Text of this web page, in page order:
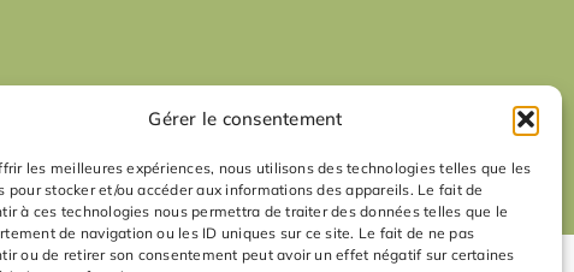
Gérer le consentement
les meilleures expériences, nous utilisons des technologies telles que les
pour stocker et/ou accéder aux informations des appareils. Le fait de
à ces technologies nous permettra de traiter des données telles que le
de navigation ou les ID uniques sur ce site. Le fait de ne pas
ou de retirer son consentement peut avoir un effet négatif sur certaines